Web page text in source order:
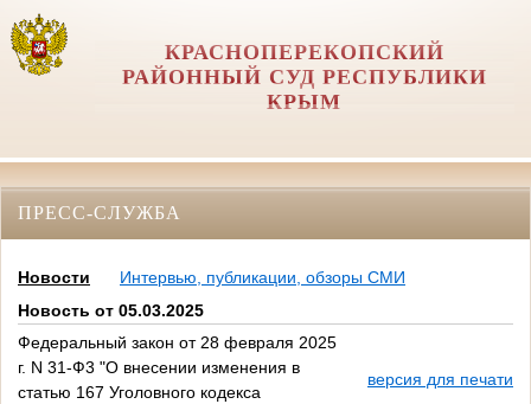
КРАСНОПЕРЕКОПСКИЙ
РАЙОННЫЙ СУД РЕСПУБЛИКИ
КРЫМ
ПРЕСС-СЛУЖБА
Новости
Интервью, публикации, обзоры СМИ
Новость от 05.03.2025
Федеральный закон от 28 февраля 2025
г. N 31-Ф3 "О внесении изменения в
статью 167 Уголовного кодекса
версия для печати